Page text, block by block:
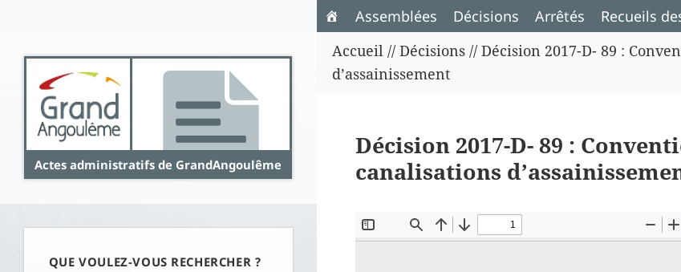
Actes administratifs de GrandAngoulême
QUE VOULEZ-VOUS RECHERCHER ?
Assemblées Décisions Arrêtés Recueils
Accueil //Décisions //Décision 2017-D- 89 :
d’assainissement
Décision 2017-D- 89 :
canalisations